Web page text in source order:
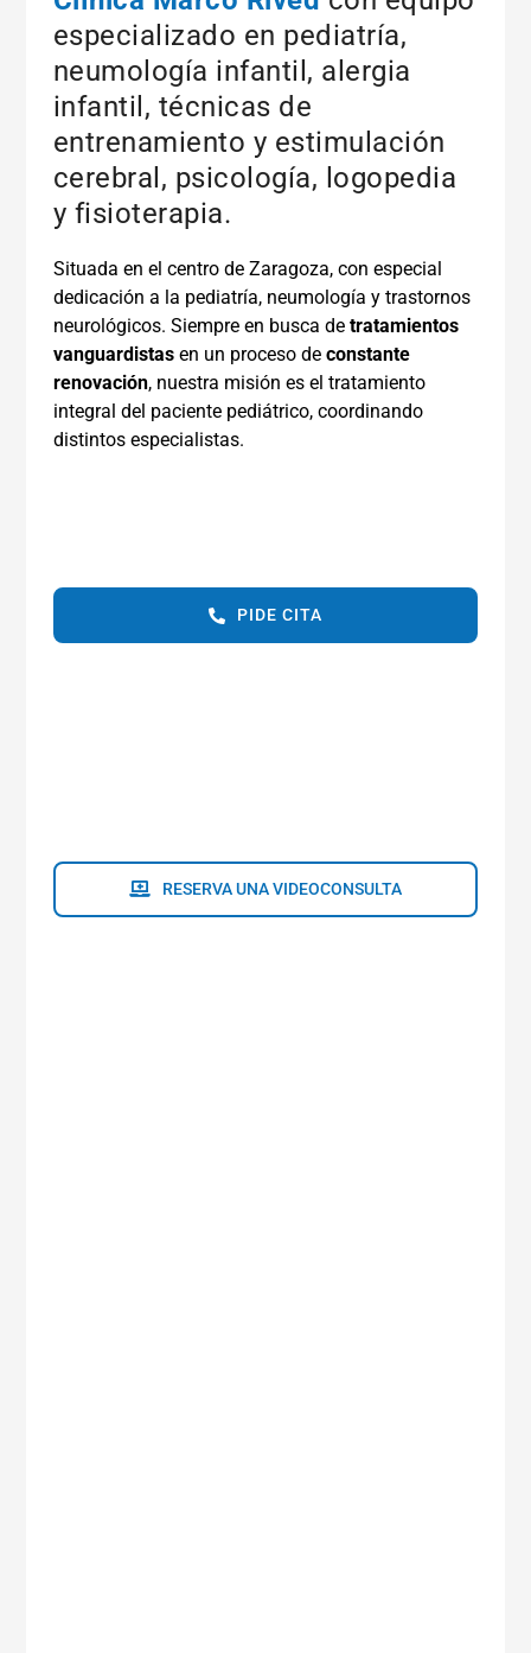
especializado en pediatría,
neumología infantil, alergia
infantil, técnicas de
entrenamiento y estimulación
cerebral, psicología, logopedia
y fisioterapia.
Situada en el centro de Zaragoza, con especial
dedicación a la pediatría, neumología y trastornos
neurológicos. Siempre en busca de tratamientos
vanguardistasen un proceso de constante
renovación, nuestra misión es el tratamiento
integral del paciente pediátrico, coordinando
distintos especialistas.
PIDE CITA
RESERVA UNA VIDEOCONSULTA